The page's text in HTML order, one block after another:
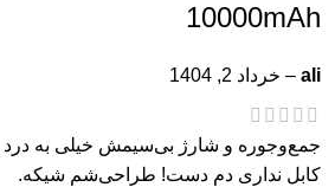
10000mAh
ali
– خرداد 2, 1404
جمع‌وجوره و شارژ بی‌سیمش خیلی به
کابل نداری دم دست! طراحی‌شم شیکه.